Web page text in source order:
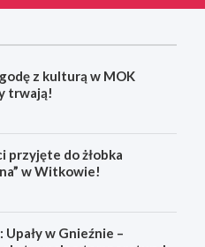
z kulturą w MOK
trwają!
przyjęte do żłobka
w Witkowie!
w Gnieźnie –